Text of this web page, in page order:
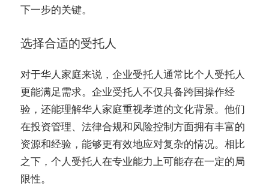
下一步的关键。
选择合适的受托人
对于华人家庭来说，企业受托人通常比个人受托人
更能满足需求。企业受托人不仅具备跨国操作经
验，还能理解华人家庭重视孝道的文化背景。他们
在投资管理、法律合规和风险控制方面拥有丰富的
资源和经验，能够更有效地应对复杂的情况。相比
之下，个人受托人在专业能力上可能存在一定的局
限性。